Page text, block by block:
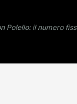
Polello: il numero